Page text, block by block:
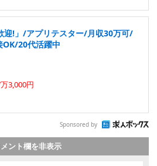
迎!」/アプリテスター/月収30万可/
20代活躍中
3,000円
Sponsored by
ント欄を非表示